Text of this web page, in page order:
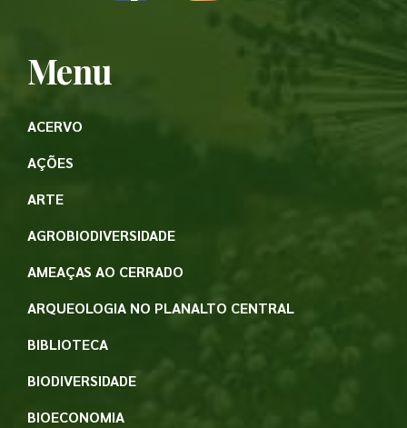
Menu
ACERVO
AÇÕES
ARTE
AGROBIODIVERSIDADE
AMEAÇAS AO CERRADO
ARQUEOLOGIA NO PLANALTO CENTRAL
BIBLIOTECA
BIODIVERSIDADE
BIOECONOMIA